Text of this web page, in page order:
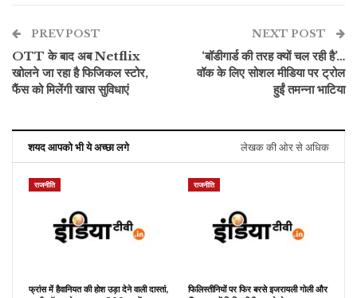
PREV POST
OTT के बाद अब Netflix
खोलने जा रहा है फिजिकल स्टोर,
फैंस को मिलेंगी खास सुविधाएं
NEXT POST
‘बॉडीगार्ड की तरह क्यों चल रही है’…
वॉक के लिए सोशल मीडिया पर ट्रोल
हुईं तमन्ना भाटिया
शयद आपको भी ये अच्छा लगे लेखक की ओर से अधिक
राजनीति
फ्रांस में हैवानियत की होश उड़ा देने वाली दास्तां,
राजनीति
फिलिस्तीनियों पर फिर बरसे इजरायली गोली और